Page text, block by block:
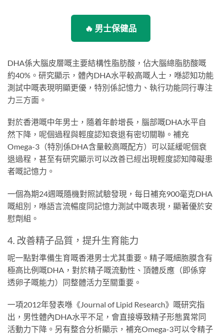
🔥 男士保健品
DHA係大腦皮層嘅主要結構性脂肪酸，佔大腦總脂肪酸嘅
約40%。研究顯示，體內DHA水平較高嘅人士，喺認知功能
測試中嘅表現明顯更優，特別係記憶力、執行功能同行專注
力三方面。
對於香港嘅中年男士，隨着年齡增長，腦部嘅DHA水平自
然下降，呢個過程與輕度認知衰退有密切關聯。補充
Omega-3（特別係DHA含量較高嘅配方）可以延緩呢個衰
退過程，甚至有研究顯示可以改善已經出現輕度認知障礙患
者嘅記憶力。
一個為期24週嘅隨機對照試驗發現，每日補充900毫克DHA
嘅組別，喺語言流暢度同記憶力測試中嘅表現，顯著優於安
慰劑組。
4. 改善精子品質，提升生育能力
呢一點對準備生育嘅香港男士尤其重要。精子嘅細胞膜含有
極高比例嘅DHA，對於精子嘅流動性、頂體反應（即係穿
透卵子嘅能力）同整體活力至關重要。
一項2012年發表喺《Journal of Lipid Research》嘅研究指
出，男性體內DHA水平不足，會直接導致精子形態異常同
活動力下降。另有整合分析顯示，補充Omega-3可以令精子